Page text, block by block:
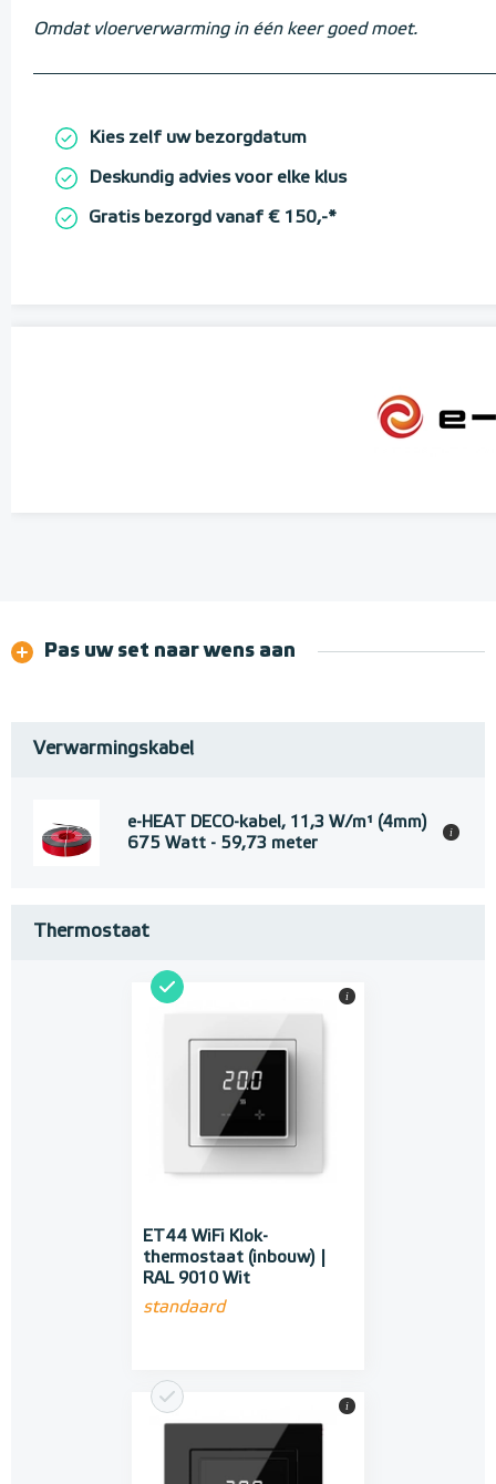
Omdat vloerverwarming in één keer goed moet.
Kies zelf uw bezorgdatum
Deskundig advies voor elke klus
Gratis bezorgd vanaf € 150,-*
Pas uw set naar wens aan
Verwarmingskabel
e-HEAT DECO-kabel, 11,3 W/m¹ (4mm)
675 Watt - 59,73 meter
i
Thermostaat
ET44 WiFi Klok-
thermostaat (inbouw) |
RAL 9010 Wit
standaard
i
i